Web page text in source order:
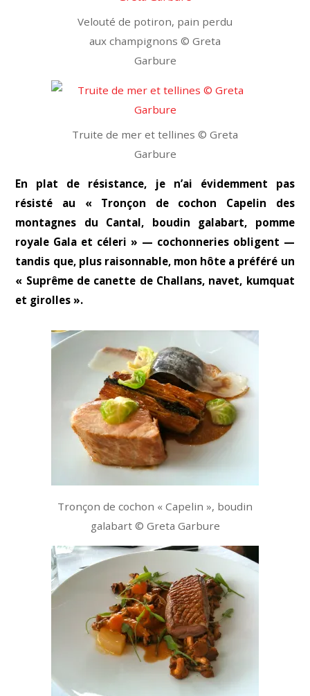
Velouté de potiron, pain perdu
aux champignons © Greta
Garbure
Truite de mer et tellines © Greta
Garbure
En plat de résistance, je n’ai évidemment pas
résisté au « Tronçon de cochon Capelin des
montagnes du Cantal, boudin galabart, pomme
royale Gala et céleri » — cochonneries obligent —
tandis que, plus raisonnable, mon hôte a préféré un
« Suprême de canette de Challans, navet, kumquat
et girolles ».
Tronçon de cochon « Capelin », boudin
galabart © Greta Garbure